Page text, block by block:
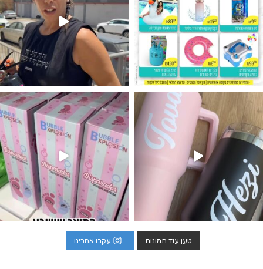
מטף לגילוי מין העובר חזר למלא
טען עוד תמונות עקבו אחרינו